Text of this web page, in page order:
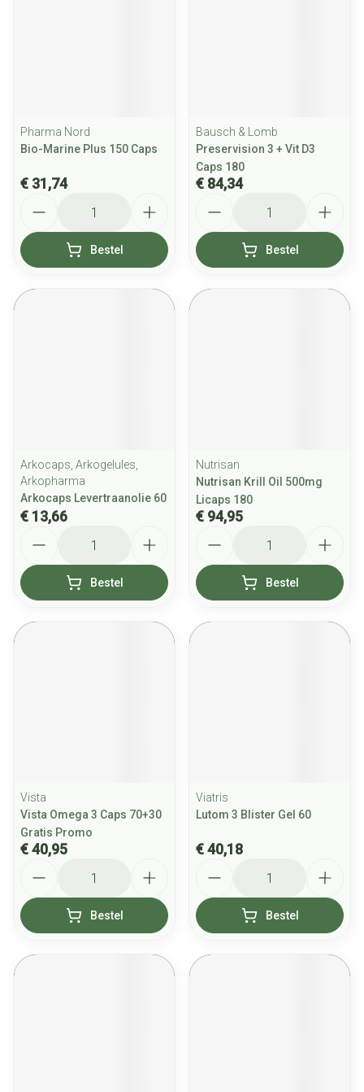
Pharma Nord
Bio-Marine Plus 150 Caps
€ 31,74
Bestel
Bausch & Lomb
Preservision 3 + Vit D3
Caps 180
€ 84,34
Bestel
Arkocaps, Arkogelules,
Arkopharma
Arkocaps Levertraanolie 60
€ 13,66
Bestel
Nutrisan
Nutrisan Krill Oil 500mg
Licaps 180
€ 94,95
Bestel
Vista
Vista Omega 3 Caps 70+30
Gratis Promo
€ 40,95
Bestel
Viatris
Lutom 3 Blister Gel 60
€ 40,18
Bestel